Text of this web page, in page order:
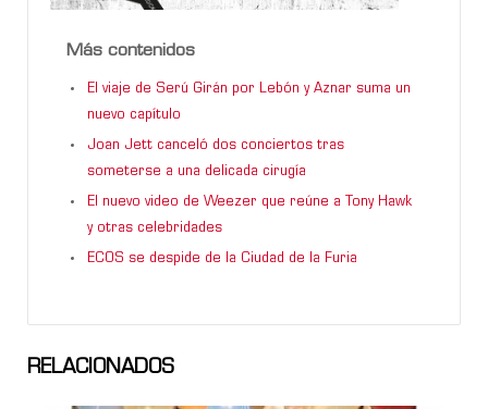
Más contenidos
El viaje de Serú Girán por Lebón y Aznar suma un
nuevo capítulo
Joan Jett canceló dos conciertos tras
someterse a una delicada cirugía
El nuevo video de Weezer que reúne a Tony Hawk
y otras celebridades
ECOS se despide de la Ciudad de la Furia
RELACIONADOS